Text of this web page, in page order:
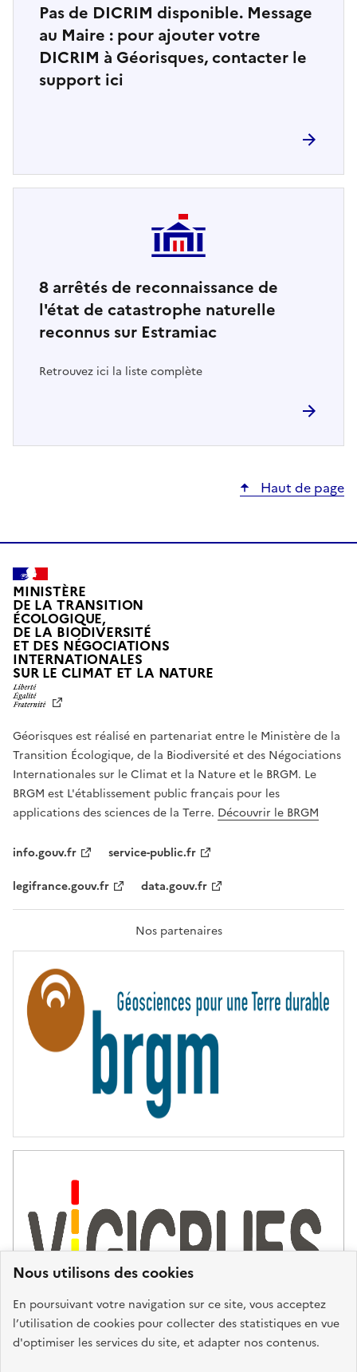
Nous utilisons des cookies
En poursuivant votre navigation sur ce site, vous acceptez
l’utilisation de cookies pour collecter des statistiques en vue
d'optimiser les services du site, et adapter nos contenus.
Pas de DICRIM disponible. Message
au Maire : pour ajouter votre
DICRIM à Géorisques, contacter le
support ici
8 arrêtés de reconnaissance de
l'état de catastrophe naturelle
reconnus sur Estramiac
Retrouvez ici la liste complète
Haut de page
MINISTÈRE
DE LA TRANSITION
ÉCOLOGIQUE,
DE LA BIODIVERSITÉ
ET DES NÉGOCIATIONS
INTERNATIONALES
SUR LE CLIMAT ET LA NATUREL
T
É
,
É
G
A
L
F
A
T
R
T
É
Géorisques est réalisé en partenariat entre le Ministère de la
Transition Écologique, de la Biodiversité et des Négociations
Internationales sur le Climat et la Nature et le BRGM. Le
BRGM est L'établissement public français pour les
applications des sciences de la Terre. Découvrir le BRGM
info.gouv.fr
service-public.fr
legifrance.gouv.fr
data.gouv.fr
Nos partenaires